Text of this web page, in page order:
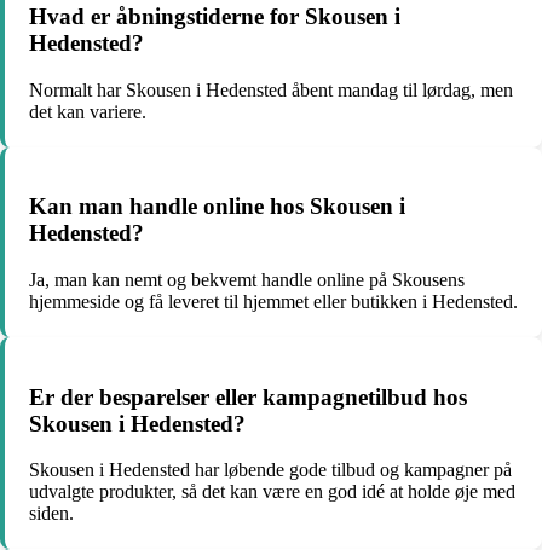
Hvad er åbningstiderne for Skousen i
Hedensted?
Normalt har Skousen i Hedensted åbent mandag til lørdag, men
det kan variere.
Kan man handle online hos Skousen i
Hedensted?
Ja, man kan nemt og bekvemt handle online på Skousens
hjemmeside og få leveret til hjemmet eller butikken i Hedensted.
Er der besparelser eller kampagnetilbud hos
Skousen i Hedensted?
Skousen i Hedensted har løbende gode tilbud og kampagner på
udvalgte produkter, så det kan være en god idé at holde øje med
siden.